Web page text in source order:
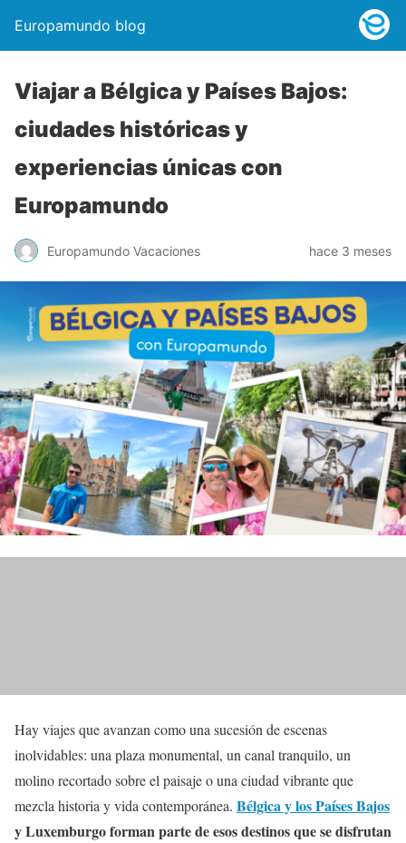
Europamundo blog
Viajar a Bélgica y Países Bajos:
ciudades históricas y
experiencias únicas con
Europamundo
Europamundo Vacaciones hace 3 meses
Hay viajes que avanzan como una sucesión de escenas
inolvidables: una plaza monumental, un canal tranquilo, un
molino recortado sobre el paisaje o una ciudad vibrante que
mezcla historia y vida contemporánea. Bélgica y los Países Bajos
y Luxemburgo forman parte de esos destinos que se disfrutan